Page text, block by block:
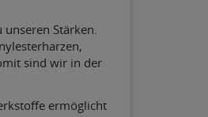
unseren Stärken.
sind wir in der
ermöglicht